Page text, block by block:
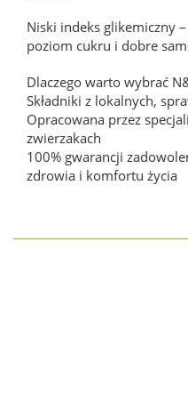
Niski indeks glikemiczny
poziom cukru i dobre
Dlaczego warto wybrać
Składniki z lokalnych,
Opracowana przez
zwierzakach
100% gwarancji
zdrowia i komfortu życia